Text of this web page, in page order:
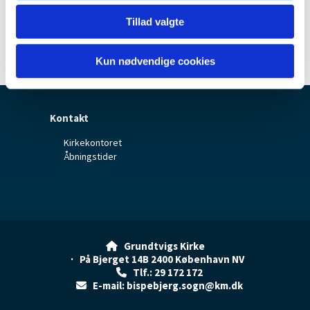
Tillad valgte
Kun nødvendige cookies
Kontakt
Kirkekontoret
Åbningstider
Grundtvigs Kirke
· På Bjerget 14B 2400 København NV
Tlf.: 29 172 172
E-mail: bispebjerg.sogn@km.dk